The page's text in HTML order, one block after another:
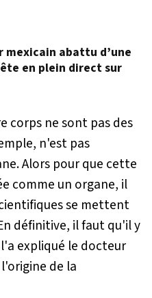
mexicain abattu d’une
en plein direct sur
corps ne sont pas des
n'est pas
Alors pour que cette
comme un organe, il
se mettent
définitive, il faut qu'il y
expliqué le docteur
de la